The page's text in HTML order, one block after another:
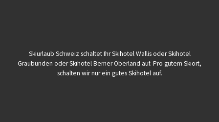
Skiurlaub Schweiz schaltet Ihr Skihotel Wallis oder Skihotel
Graubünden oder Skihotel Berner Oberland auf. Pro gutem Skiort,
schalten wir nur ein gutes Skihotel auf.